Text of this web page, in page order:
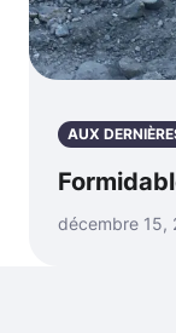
AUX
décembre 15,